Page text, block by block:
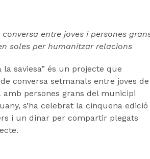
entre joves i persones
soles per humanitzar relacions
la saviesa” és un projecte que
conversa setmanals entre joves de
amb persones grans del municipi
s’ha celebrat la cinquena edició
i un dinar per compartir plegats